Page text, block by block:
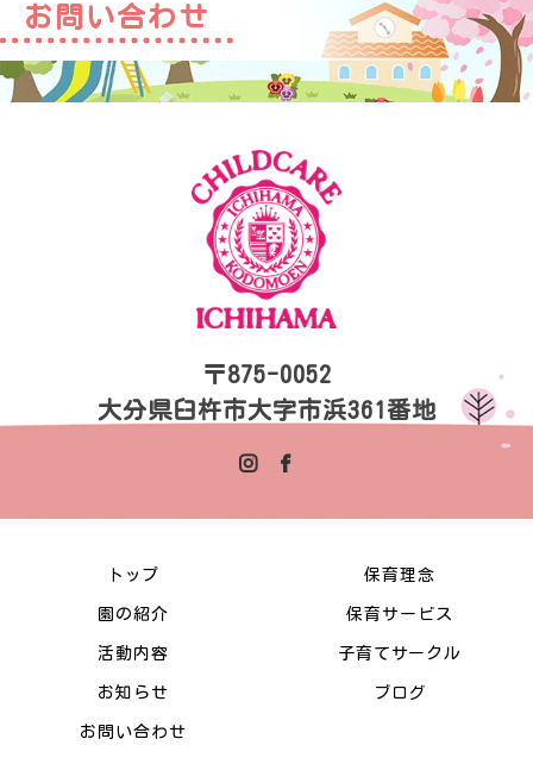
お問い合わせ
〒875-0052
大分県臼杵市大字市浜361番地
トップ 保育理念
園の紹介 保育サービス
活動内容 子育てサークル
お知らせ ブログ
お問い合わせ